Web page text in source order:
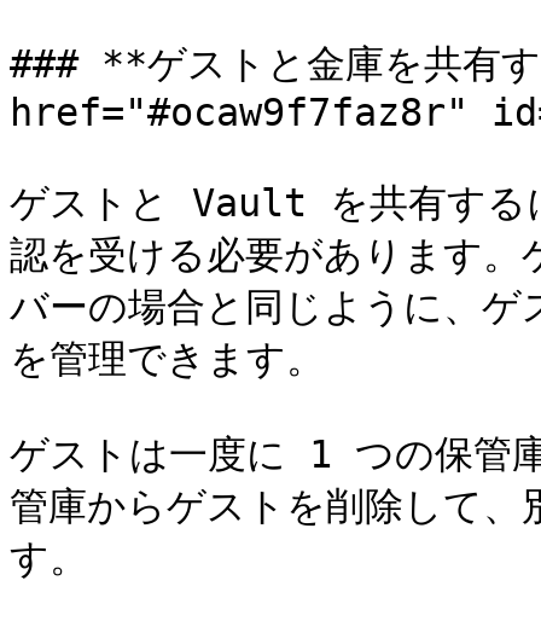
### **ゲストと金庫を共有
href="#ocaw9f7faz8r"
ゲストと Vault を共有する
認を受ける必要があります
バーの場合と同じように、
を管理できます。
ゲストは一度に 1 つの保管
管庫からゲストを削除して
す。